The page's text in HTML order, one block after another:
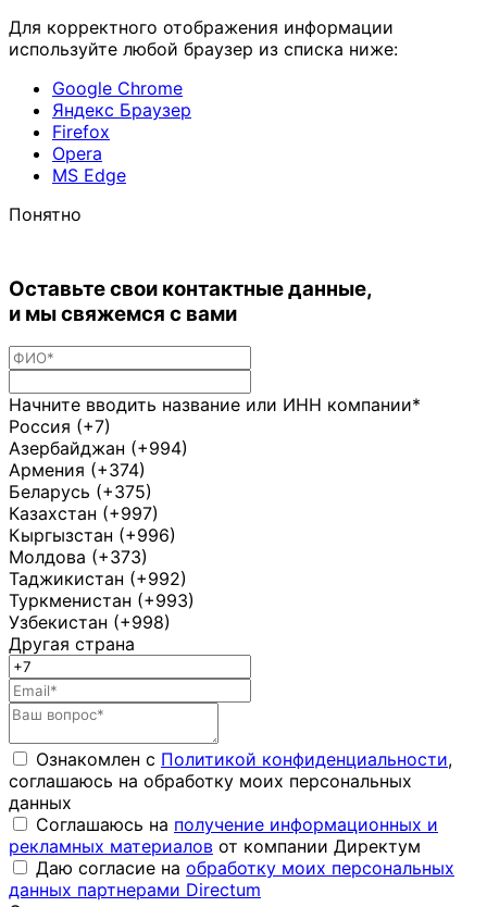
Для корректного отображения информации
используйте любой браузер из списка ниже:
Google Chrome
Яндекс Браузер
Firefox
Opera
MS Edge
Понятно
Оставьте свои контактные данные,
и мы свяжемся с вами
Начните вводить название или ИНН компании*
Россия (+7)
Азербайджан (+994)
Армения (+374)
Беларусь (+375)
Казахстан (+997)
Кыргызстан (+996)
Молдова (+373)
Таджикистан (+992)
Туркменистан (+993)
Узбекистан (+998)
Другая страна
Ознакомлен с Политикой конфиденциальности,
соглашаюсь на обработку моих персональных
данных
Соглашаюсь на получение информационных и
рекламных материалов от компании Директум
Даю согласие на обработку моих персональных
данных партнерами Directum